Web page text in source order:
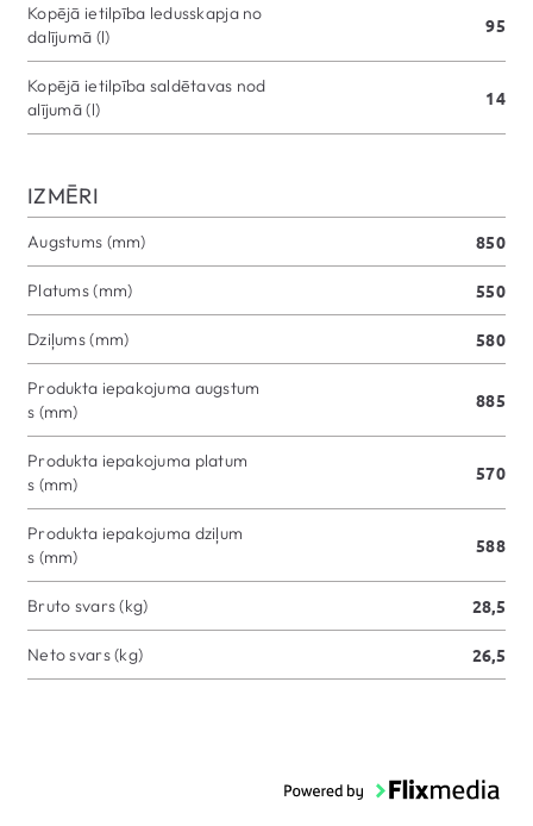
Kopējā ietilpība ledusskapja no
dalījumā (l)
95
Kopējā ietilpība saldētavas nod
alījumā (l)
14
IZMĒRI
Augstums (mm) 850
Platums (mm) 550
Dziļums (mm) 580
Produkta iepakojuma augstum
s (mm)
885
Produkta iepakojuma platum
s (mm)
570
Produkta iepakojuma dziļum
s (mm)
588
Bruto svars (kg) 28,5
Neto svars (kg) 26,5